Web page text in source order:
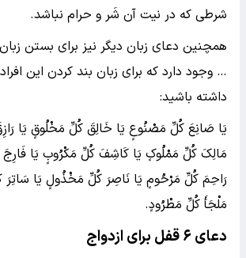
شرطی که در نیت آن شَر و حرام نباشد.
همچنین دعای زبان دیگر نیز برای بستن
… وجود دارد که برای زبان بند کردن این
داشته باشید:
یَا صَانِعَ کُلِّ مَصْنُوعٍ یَا خَالِقَ کُلِّ مَخْلُوقٍ یَا
مَالِکَ کُلِّ مَمْلُوکٍ یَا کَاشِفَ کُلِّ مَکْرُوبٍ یَا
رَاحِمَ کُلِّ مَرْحُومٍ یَا نَاصِرَ کُلِّ مَخْذُولٍ یَا سَاتِرَ
مَلْجَأَ کُلِّ مَطْرُودٍ.
دعای ۶ قفل برای ازدواج